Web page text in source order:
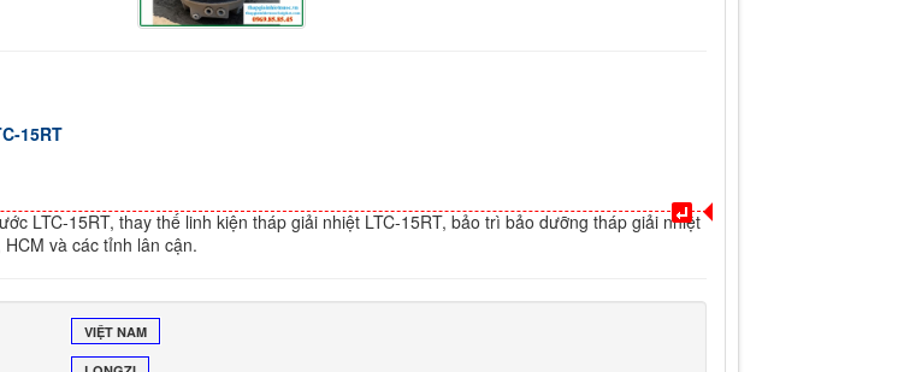
15RT
LTC-15RT, thay thế linh kiện tháp giải nhiệt LTC-15RT, bảo trì bảo dưỡng tháp giải nhiệt
và các tỉnh lân cận.
VIỆT NAM